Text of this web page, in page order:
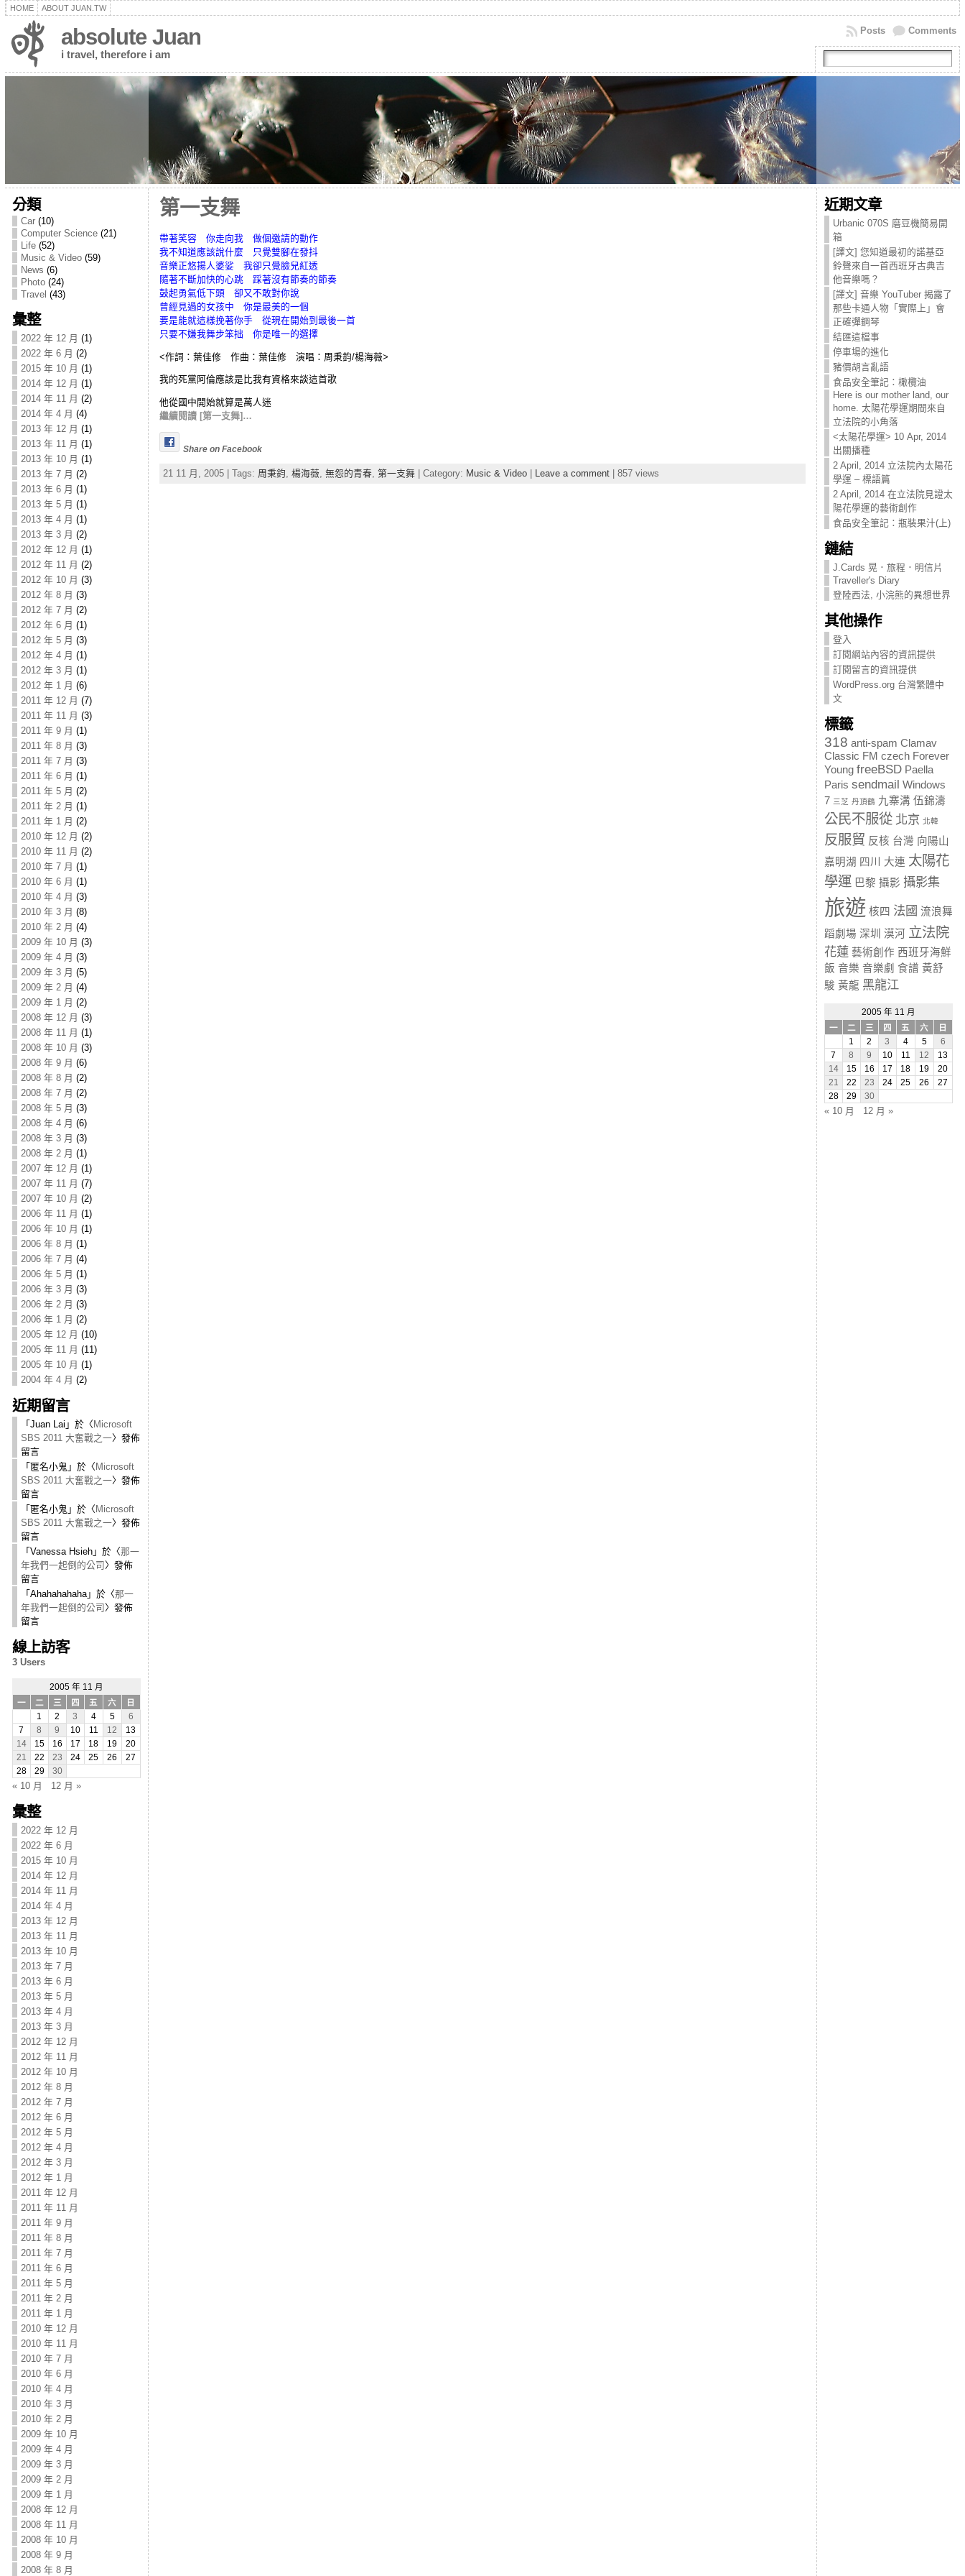
HOME ABOUT JUAN.TW
absolute Juan
i travel, therefore i am
Comments
Posts
分類
Car(10)
Computer Science(21)
Life(52)
Music & Video(59)
News (6)
Photo(24)
Travel (43)
彙整
2022 年 12 月 (1)
2022 年 6 月 (2)
2015 年 10 月 (1)
2014 年 12 月 (1)
2014 年 11 月 (2)
2014 年 4 月 (4)
2013 年 12 月 (1)
2013 年 11 月 (1)
2013 年 10 月 (1)
2013 年 7 月 (2)
2013 年 6 月 (1)
2013 年 5 月 (1)
2013 年 4 月 (1)
2013 年 3 月 (2)
2012 年 12 月 (1)
2012 年 11 月 (2)
2012 年 10 月 (3)
2012 年 8 月 (3)
2012 年 7 月 (2)
2012 年 6 月 (1)
2012 年 5 月 (3)
2012 年 4 月 (1)
2012 年 3 月 (1)
2012 年 1 月 (6)
2011 年 12 月 (7)
2011 年 11 月 (3)
2011 年 9 月 (1)
2011 年 8 月 (3)
2011 年 7 月 (3)
2011 年 6 月 (1)
2011 年 5 月 (2)
2011 年 2 月 (1)
2011 年 1 月 (2)
2010 年 12 月 (2)
2010 年 11 月 (2)
2010 年 7 月 (1)
2010 年 6 月 (1)
2010 年 4 月 (3)
2010 年 3 月 (8)
2010 年 2 月 (4)
2009 年 10 月 (3)
2009 年 4 月 (3)
2009 年 3 月 (5)
2009 年 2 月 (4)
2009 年 1 月 (2)
2008 年 12 月 (3)
2008 年 11 月 (1)
2008 年 10 月 (3)
2008 年 9 月 (6)
2008 年 8 月 (2)
2008 年 7 月 (2)
2008 年 5 月 (3)
2008 年 4 月 (6)
2008 年 3 月 (3)
2008 年 2 月 (1)
2007 年 12 月 (1)
2007 年 11 月 (7)
2007 年 10 月 (2)
2006 年 11 月 (1)
2006 年 10 月 (1)
2006 年 8 月 (1)
2006 年 7 月 (4)
2006 年 5 月 (1)
2006 年 3 月 (3)
2006 年 2 月 (3)
2006 年 1 月 (2)
2005 年 12 月 (10)
2005 年 11 月 (11)
2005 年 10 月 (1)
2004 年 4 月 (2)
近期留言
「 Juan Lai 」於〈 Microsoft
SBS 2011 大奮戰之一〉發佈
留言
「 匿名小鬼 」於〈 Microsoft
SBS 2011 大奮戰之一〉發佈
留言
「 匿名小鬼 」於〈 Microsoft
SBS 2011 大奮戰之一〉發佈
留言
「 Vanessa Hsieh」於〈那一
年我們一起倒的公司 〉發佈
留言
「 Ahahahahaha」於〈那一
年我們一起倒的公司 〉發佈
留言
線上訪客
3 Users
2005 年 11 月
一
二 三 四 五 六
日
1
2 3 4 5
6
7
8 9 10 11 12
13
14
15 16 17 18 19
20
21
22 23 24 25 26
27
28
29 30
« 10 月 12 月 »
彙整
2022 年 12 月
2022 年 6 月
2015 年 10 月
2014 年 12 月
2014 年 11 月
2014 年 4 月
2013 年 12 月
2013 年 11 月
2013 年 10 月
2013 年 7 月
2013 年 6 月
2013 年 5 月
2013 年 4 月
2013 年 3 月
2012 年 12 月
2012 年 11 月
2012 年 10 月
2012 年 8 月
2012 年 7 月
2012 年 6 月
2012 年 5 月
2012 年 4 月
2012 年 3 月
2012 年 1 月
2011 年 12 月
2011 年 11 月
2011 年 9 月
2011 年 8 月
2011 年 7 月
2011 年 6 月
2011 年 5 月
2011 年 2 月
2011 年 1 月
2010 年 12 月
2010 年 11 月
2010 年 7 月
2010 年 6 月
2010 年 4 月
2010 年 3 月
2010 年 2 月
2009 年 10 月
2009 年 4 月
2009 年 3 月
2009 年 2 月
2009 年 1 月
2008 年 12 月
2008 年 11 月
2008 年 10 月
2008 年 9 月
2008 年 8 月
第一支舞
帶著笑容 你走向我 做個邀請的動作
我不知道應該說什麼 只覺雙腳在發抖
音樂正悠揚人婆娑 我卻只覺臉兒紅透
隨著不斷加快的心跳 踩著沒有節奏的節奏
鼓起勇氣低下頭 卻又不敢對你說
曾經見過的女孩中 你是最美的一個
要是能就這樣挽著你手 從現在開始到最後一首
只要不嫌我舞步笨拙 你是唯一的選擇
<作詞：葉佳修 作曲：葉佳修 演唱：周秉鈞/楊海薇>
我的死黨阿倫應該是比我有資格來談這首歌
他從國中開始就算是萬人迷
繼續閱讀 [第一支舞]…
Share on Facebook
21 11 月, 2005 | Tags: 周秉鈞 楊海薇, 無怨的青春 第一支舞| Category: Music & Video| Leave a comment| 857 views
近期文章
Urbanic 070S 磨豆機簡易開
箱
[譯文] 您知道最初的諾基亞
鈴聲來自一首西班牙古典吉
他音樂嗎？
[譯文] 音樂 YouTuber 揭露了
那些卡通人物「實際上」會
正確彈鋼琴
結匯這檔事
停車場的進化
豬價胡言亂語
食品安全筆記：橄欖油
Here is our mother land, our
home. 太陽花學運期間來自
立法院的小角落
<太陽花學運> 10 Apr, 2014
出關播種
2 April, 2014 立法院內太陽花
學運 – 標語篇
2 April, 2014 在立法院見證太
陽花學運的藝術創作
食品安全筆記：瓶裝果汁(上)
鏈結
J.Cards 晃．旅程．明信片
Traveller's Diary
登陸西法, 小浣熊的異想世界
其他操作
登入
訂閱網站內容的資訊提供
訂閱留言的資訊提供
WordPress.org 台灣繁體中
文
標籤
318 anti-spam Clamav
Classic FM czech Forever
Young freeBSD Paella
Paris sendmail Windows
7 三芝 丹頂鶴 九寨溝 伍錦濤
公民不服從 北京 北韓
反服貿 反核 台灣 向陽山
嘉明湖 四川 大連 太陽花
學運 巴黎 攝影 攝影集
旅遊 核四 法國 流浪舞
蹈劇場 深圳 漠河 立法院
花蓮 藝術創作 西班牙海鮮
飯 音樂 音樂劇 食譜 黃舒
駿 黃龍 黑龍江
2005 年 11 月
一
二 三 四 五 六
日
1
2 3 4 5
6
7
8 9 10 11 12
13
14
15 16 17 18 19
20
21
22 23 24 25 26
27
28
29 30
« 10 月 12 月 »